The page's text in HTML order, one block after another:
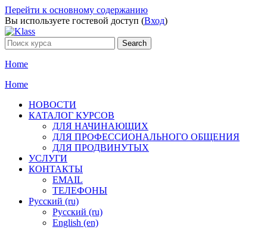
Перейти к основному содержанию
Вы используете гостевой доступ (Вход)
Home
Home
НОВОСТИ
КАТАЛОГ КУРСОВ
ДЛЯ НАЧИНАЮЩИХ
ДЛЯ ПРОФЕССИОНАЛЬНОГО ОБЩЕНИЯ
ДЛЯ ПРОДВИНУТЫХ
УСЛУГИ
КОНТАКТЫ
EMAIL
ТЕЛЕФОНЫ
Русский ‎(ru)‎
Русский ‎(ru)‎
English ‎(en)‎